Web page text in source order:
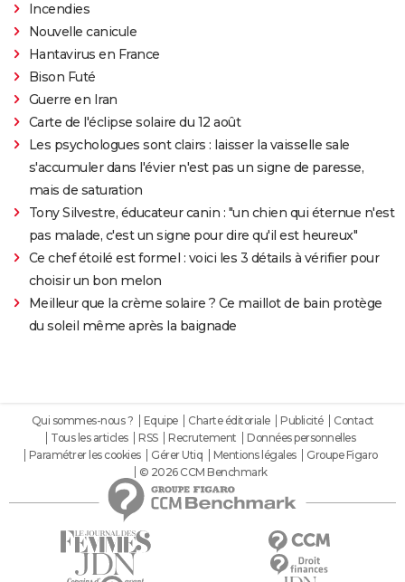
Incendies
Nouvelle canicule
Hantavirus en France
Bison Futé
Guerre en Iran
Carte de l'éclipse solaire du 12 août
Les psychologues sont clairs : laisser la vaisselle sale
s'accumuler dans l'évier n'est pas un signe de paresse,
mais de saturation
Tony Silvestre, éducateur canin : "un chien qui éternue n'est
pas malade, c'est un signe pour dire qu'il est heureux"
Ce chef étoilé est formel : voici les 3 détails à vérifier pour
choisir un bon melon
Meilleur que la crème solaire ? Ce maillot de bain protège
du soleil même après la baignade
Qui sommes-nous ? Equipe Charte éditoriale Publicité
Contact
Tous les articles
RSS Recrutement
Données personnelles
Paramétrer les cookies
Gérer Utiq Mentions légales
Groupe Figaro
© 2026 CCM Benchmark